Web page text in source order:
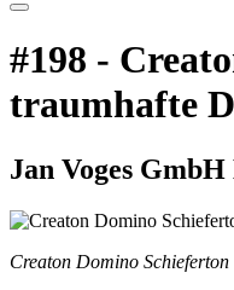
#198 -
traumhafte
Jan Voges
Creaton Domino